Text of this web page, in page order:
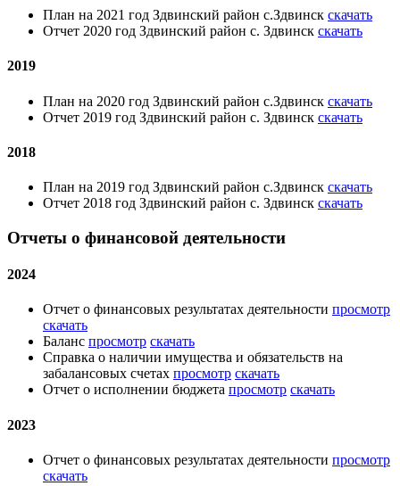
План на 2021 год Здвинский район с.Здвинск скачать
Отчет 2020 год Здвинский район с. Здвинск скачать
2019
План на 2020 год Здвинский район с.Здвинск скачать
Отчет 2019 год Здвинский район с. Здвинск скачать
2018
План на 2019 год Здвинский район с.Здвинск скачать
Отчет 2018 год Здвинский район с. Здвинск скачать
Отчеты о финансовой деятельности
2024
Отчет о финансовых результатах деятельности просмотр
скачать
Баланс просмотр скачать
Справка о наличии имущества и обязательств на
забалансовых счетах просмотр скачать
Отчет о исполнении бюджета просмотр скачать
2023
Отчет о финансовых результатах деятельности просмотр
скачать